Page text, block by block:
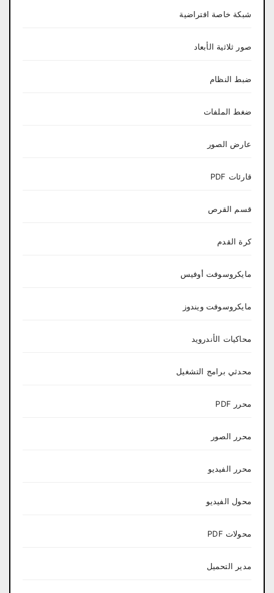
شبكة خاصة افتراضية
صور ثلاثية الأبعاد
ضبط النظام
ضغط الملفات
عارض الصور
قارئات PDF
قسم القرص
كرة القدم
مايكروسوفت أوفيس
مايكروسوفت ويندوز
محاكيات الأندرويد
محدثي برامج التشغيل
محرر PDF
محرر الصور
محرر الفيديو
محول الفيديو
محولات PDF
مدير التحميل